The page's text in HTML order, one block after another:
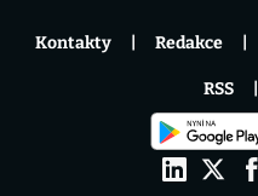
Kontakty Redakce
RSS